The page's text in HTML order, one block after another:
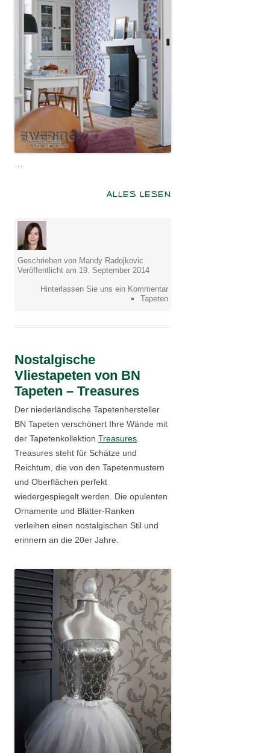
ALLES LESEN
Geschrieben von Mandy Radojkovic
Veröffentlicht am 19. September 2014
Hinterlassen Sie uns ein Kommentar
Tapeten
Nostalgische
Vliestapeten von BN
Tapeten – Treasures
Der niederländische Tapetenhersteller
BN Tapeten verschönert Ihre Wände mit
der Tapetenkollektion Treasures
Treasures steht für Schätze und
Reichtum, die von den Tapetenmustern
und Oberflächen perfekt
wiedergespiegelt werden. Die opulenten
Ornamente und Blätter-Ranken
verleihen einen nostalgischen Stil und
erinnern an die 20er Jahre.